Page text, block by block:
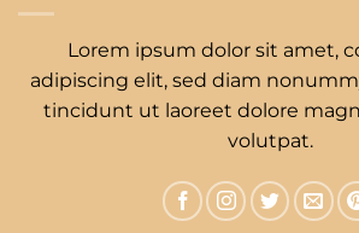
Lorem ipsum dolor sit amet,
adipiscing elit, sed diam
tincidunt ut laoreet dolore
volutpat.